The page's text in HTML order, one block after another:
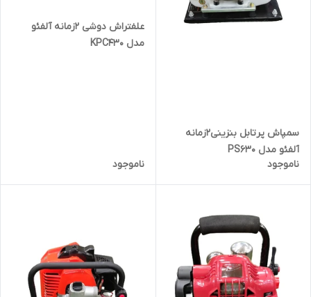
سمپاش پرتابل بنزینی2زمانه
آلفئو مدل PS630
ناموجود
علفتراش دوشی 2زمانه آلفئو
مدل KPC430
ناموجود